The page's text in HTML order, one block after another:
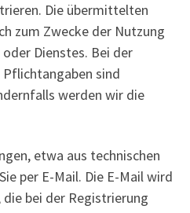
Die übermittelten
zum Zwecke der Nutzung
Dienstes. Bei der
sind
werden wir die
etwa aus technischen
per E-Mail. Die E-Mail wird
bei der Registrierung